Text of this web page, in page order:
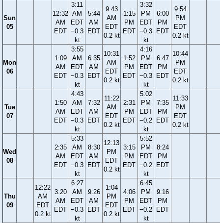
Sun
05
12:32
AM
EDT
3:11
AM
EDT
−0.3
kt
5:44
AM
EDT
9:43
AM
EDT
0.2 kt
1:15
PM
EDT
3:32
PM
EDT
−0.3
kt
6:00
PM
EDT
9:54
PM
EDT
0.2 kt
Mon
06
1:09
AM
EDT
3:55
AM
EDT
−0.3
kt
6:35
AM
EDT
10:31
AM
EDT
0.2 kt
1:52
PM
EDT
4:16
PM
EDT
−0.3
kt
6:47
PM
EDT
10:44
PM
EDT
0.2 kt
Tue
07
1:50
AM
EDT
4:43
AM
EDT
−0.3
kt
7:32
AM
EDT
11:22
AM
EDT
0.2 kt
2:31
PM
EDT
5:02
PM
EDT
−0.2
kt
7:35
PM
EDT
11:33
PM
EDT
0.2 kt
Wed
08
2:35
AM
EDT
5:33
AM
EDT
−0.3
kt
8:30
AM
EDT
12:13
PM
EDT
0.2 kt
3:15
PM
EDT
5:52
PM
EDT
−0.2
kt
8:24
PM
EDT
Thu
09
12:22
AM
EDT
0.2 kt
3:20
AM
EDT
6:27
AM
EDT
−0.3
kt
9:26
AM
EDT
1:04
PM
EDT
0.2 kt
4:06
PM
EDT
6:45
PM
EDT
−0.2
kt
9:16
PM
EDT